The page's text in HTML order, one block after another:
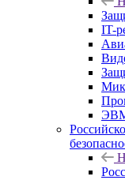
IT-
ЭВМ